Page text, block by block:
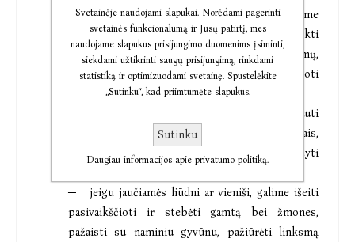
─ jeigu patiriame stresą ar nerimą, galime
pajudėti, padainuoti mėgstamą dainą, atlikti
atsipalaidavimo ar dėmesingo kvėpavimo pratimų,
užrašyti savo nerimastingas mintis ir paieškoti
joms alternatyvų;
─ jeigu jaučiamės išsekę, galime pasimėgauti
žolelių arbata, pakvėpuoti eteriniais aliejais,
pagulėti aromatingoje vonioje, paprašyti
─ jeigu jaučiamės liūdni ar vieniši, galime išeiti
pasivaikščioti ir stebėti gamtą bei žmones,
pažaisti su naminiu gyvūnu, pažiūrėti linksmą
Svetainėje naudojami slapukai. Norėdami pagerinti
svetainės funkcionalumą ir Jūsų patirtį, mes
naudojame slapukus prisijungimo duomenims įsiminti,
siekdami užtikrinti saugų prisijungimą, rinkdami
statistiką ir optimizuodami svetainę. Spustelėkite
„Sutinku“, kad priimtumėte slapukus.
Sutinku
Daugiau informacijos apie privatumo politiką.